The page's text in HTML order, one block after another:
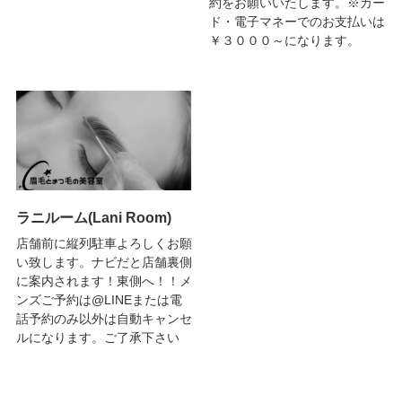
ド・電子マネーでのお支払いは
￥３０００～になります。
ラニルーム(Lani Room)
店舗前に縦列駐車よろしくお願
い致します。ナビだと店舗裏側
に案内されます！東側へ！！メ
ンズご予約は@LINEまたは電
話予約のみ以外は自動キャンセ
ルになります。ご了承下さい